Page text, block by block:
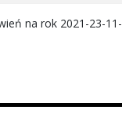
na rok 2021-23-